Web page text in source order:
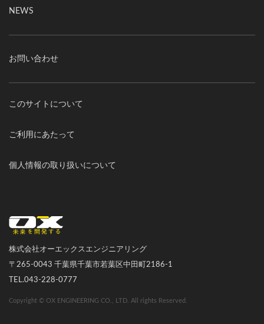
NEWS
お問い合わせ
このサイトについて
ご利用にあたって
個人情報の取り扱いについて
株式会社オーエックスエンジニアリング
〒265-0043 千葉県千葉市若葉区中田町2186-1
TEL.043-228-0777
Copyright © OX ENGINEERING CO., LTD. All rights Reserved.